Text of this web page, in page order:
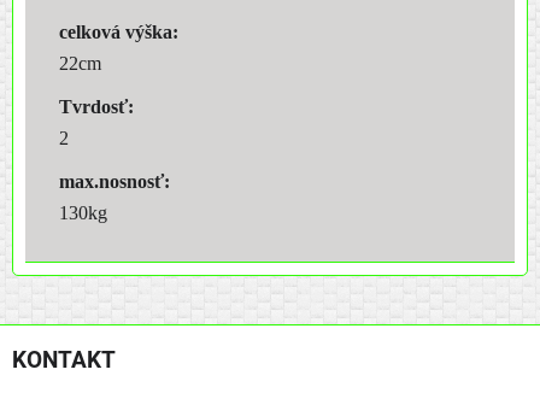
celková výška:
22cm
Tvrdosť:
2
max.nosnosť:
130kg
KONTAKT